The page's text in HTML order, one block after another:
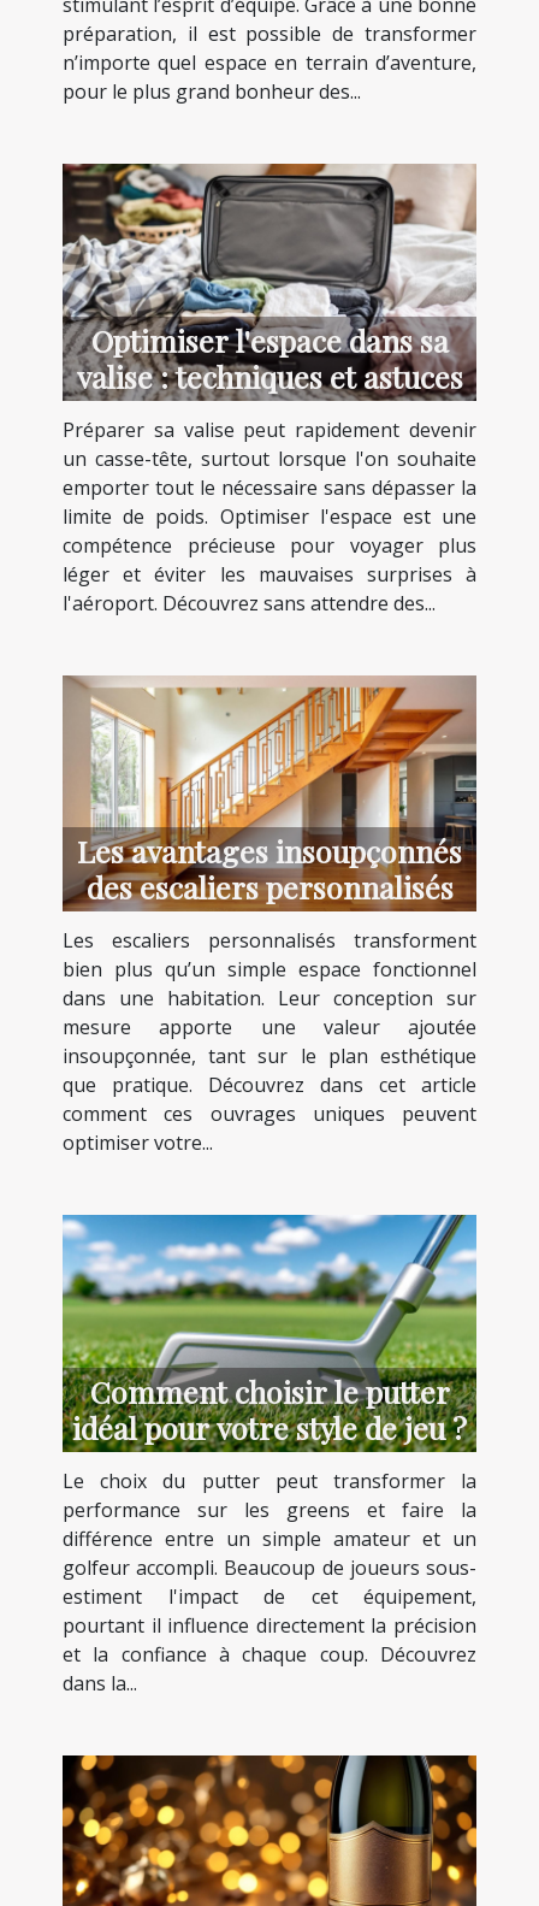
préparation, il est possible de transformer
n’importe quel espace en terrain d’aventure,
pour le plus grand bonheur des...
Optimiser l'espace dans sa
valise : techniques et astuces
Préparer sa valise peut rapidement devenir
un casse-tête, surtout lorsque l'on souhaite
emporter tout le nécessaire sans dépasser la
limite de poids. Optimiser l'espace est une
compétence précieuse pour voyager plus
léger et éviter les mauvaises surprises à
l'aéroport. Découvrez sans attendre des...
Les avantages insoupçonnés
des escaliers personnalisés
Les escaliers personnalisés transforment
bien plus qu’un simple espace fonctionnel
dans une habitation. Leur conception sur
mesure apporte une valeur ajoutée
insoupçonnée, tant sur le plan esthétique
que pratique. Découvrez dans cet article
comment ces ouvrages uniques peuvent
optimiser votre...
Comment choisir le putter
idéal pour votre style de jeu ?
Le choix du putter peut transformer la
performance sur les greens et faire la
différence entre un simple amateur et un
golfeur accompli. Beaucoup de joueurs sous-
estiment l'impact de cet équipement,
pourtant il influence directement la précision
et la confiance à chaque coup. Découvrez
dans la...